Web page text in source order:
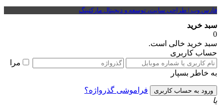
فارس وب | طراحی سایت، توسعه و دیجیتال مارکتینگ
سبد خرید
0
سبد خرید خالی است.
حساب کاربری
مرا
به خاطر بسپار
فراموشی گذرواژه؟
یا